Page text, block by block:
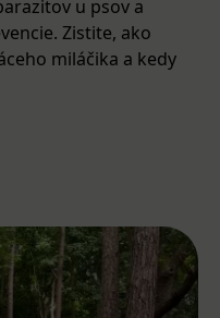
u psov a
Zistite, ako
miláčika a kedy